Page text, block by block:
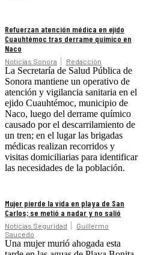
Refuerzan atención médica en ejido
Cuauhtémoc tras derrame químico en
Naco
Noticias Sonora Redacción
La Secretaría de Salud Pública de
Sonora mantiene un operativo de
atención y vigilancia sanitaria en el
ejido Cuauhtémoc, municipio de
Naco, luego del derrame químico
causado por el descarrilamiento de
un tren; en el lugar las brigadas
médicas realizan recorridos y
visitas domiciliarias para identificar
las necesidades de la población.
Mujer pierde la vida en playa de San
Carlos; se metió a nadar y no salió
Noticias Seguridad
Guillermo
Saucedo
Una mujer murió ahogada esta